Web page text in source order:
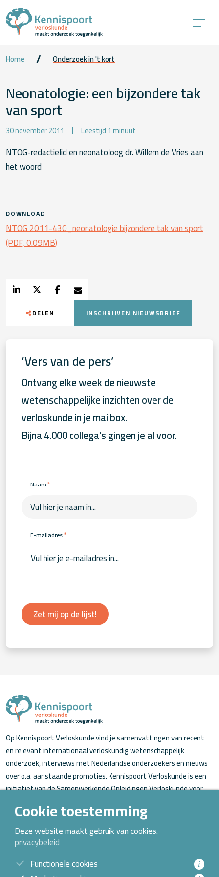
Home Onderzoek in 't kort
Neonatologie: een bijzondere tak
van sport
30 november 2011 Leestijd 1 minuut
NTOG-redactielid en neonatoloog dr. Willem de Vries aan
het woord
DOWNLOAD
NTOG 2011-430_neonatologie bijzondere tak van sport
(PDF, 0.09MB)
DELEN INSCHRIJVEN NIEUWSBRIEF
‘Vers van de pers’
Ontvang elke week de nieuwste
wetenschappelijke inzichten over de
verloskunde in je mailbox.
Bijna 4.000 collega's gingen je al voor.
Naam*
E-mailadres*
Zet mij op de lijst!
Op Kennispoort Verloskunde vind je samenvattingen van recent
en relevant internationaal verloskundig wetenschappelijk
onderzoek, interviews met Nederlandse onderzoekers en nieuws
over o.a. aanstaande promoties. Kennispoort Verloskunde is een
initiatief van de Samenwerkende Opleidingen Verloskunde voor
Over Kennispoort Verloskunde
Contact
Archief
Cookie toestemming
Deze website maakt gebruik van cookies.
privacybeleid
Functionele cookies
i